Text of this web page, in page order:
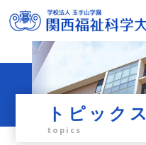
トピックス
topics